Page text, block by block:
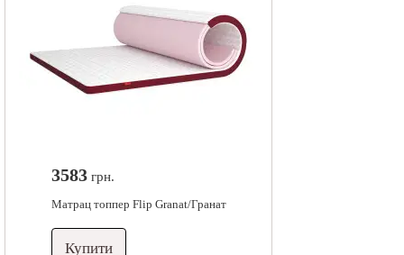
3583грн.
Матрац топпер Flip Granat/Гранат
Купити